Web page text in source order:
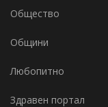
Общество
Общини
Любопитно
Здравен портал